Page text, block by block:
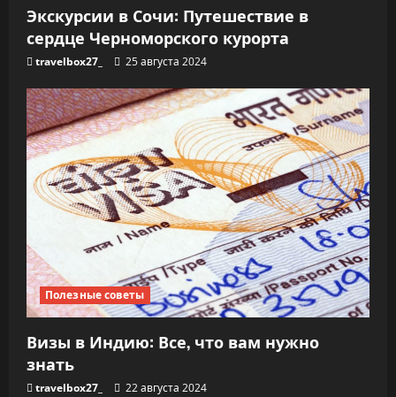
Экскурсии в Сочи: Путешествие в
сердце Черноморского курорта
travelbox27_ 25 августа 2024
Полезные советы
Визы в Индию: Все, что вам нужно
знать
travelbox27_ 22 августа 2024